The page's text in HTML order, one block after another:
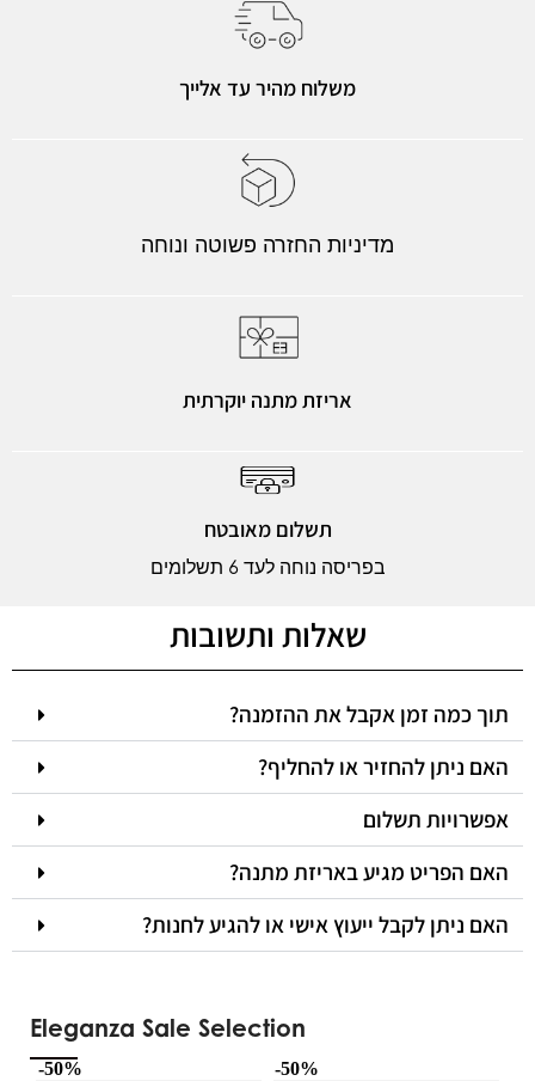
משלוח מהיר עד אלייך
מדיניות החזרה פשוטה ונוחה
אריזת מתנה יוקרתית
תשלום מאובטח
בפריסה נוחה לעד 6 תשלומים
שאלות ותשובות
תוך כמה זמן אקבל את ההזמנה?
האם ניתן להחזיר או להחליף?
אפשרויות תשלום
האם הפריט מגיע באריזת מתנה?
האם ניתן לקבל ייעוץ אישי או להגיע לחנות?
Eleganza Sale Selection
-50% -50%